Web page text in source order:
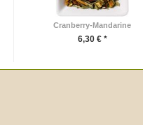
Cranberry-Mandarine
6,30 € *